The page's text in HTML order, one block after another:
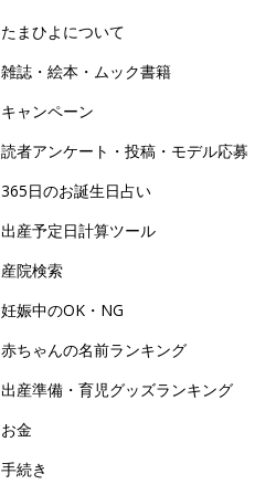
たまひよについて
雑誌・絵本・ムック書籍
キャンペーン
読者アンケート・投稿・モデル応募
365日のお誕生日占い
出産予定日計算ツール
産院検索
妊娠中のOK・NG
赤ちゃんの名前ランキング
出産準備・育児グッズランキング
お金
手続き